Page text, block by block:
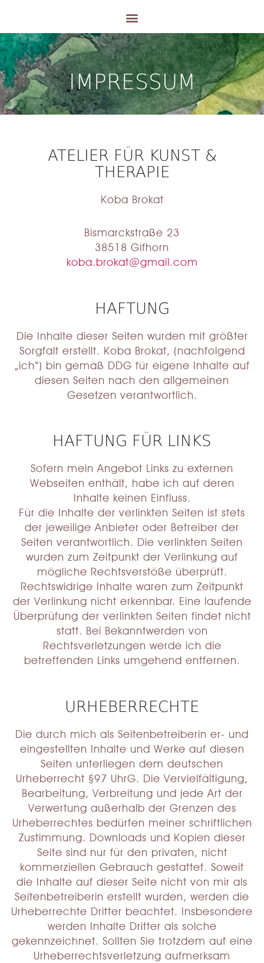
IMPRESSUM
ATELIER FÜR KUNST &
THERAPIE
Koba Brokat
Bismarckstraße 23
38518 Gifhorn
koba.brokat@gmail.com
HAFTUNG
Die Inhalte dieser Seiten wurden mit größter
Sorgfalt erstellt. Koba Brokat, (nachfolgend
„ich“) bin gemäß DDG für eigene Inhalte auf
diesen Seiten nach den allgemeinen
Gesetzen verantwortlich.
HAFTUNG FÜR LINKS
Sofern mein Angebot Links zu externen
Webseiten enthält, habe ich auf deren
Inhalte keinen Einfluss.
Für die Inhalte der verlinkten Seiten ist stets
der jeweilige Anbieter oder Betreiber der
Seiten verantwortlich. Die verlinkten Seiten
wurden zum Zeitpunkt der Verlinkung auf
mögliche Rechtsverstöße überprüft.
Rechtswidrige Inhalte waren zum Zeitpunkt
der Verlinkung nicht erkennbar. Eine laufende
Überprüfung der verlinkten Seiten findet nicht
statt. Bei Bekanntwerden von
Rechtsverletzungen werde ich die
betreffenden Links umgehend entfernen.
URHEBERRECHTE
Die durch mich als Seitenbetreiberin er- und
eingestellten Inhalte und Werke auf diesen
Seiten unterliegen dem deutschen
Urheberrecht §97 UhrG. Die Vervielfältigung,
Bearbeitung, Verbreitung und jede Art der
Verwertung außerhalb der Grenzen des
Urheberrechtes bedürfen meiner schriftlichen
Zustimmung. Downloads und Kopien dieser
Seite sind nur für den privaten, nicht
kommerziellen Gebrauch gestattet. Soweit
die Inhalte auf dieser Seite nicht von mir als
Seitenbetreiberin erstellt wurden, werden die
Urheberrechte Dritter beachtet. Insbesondere
werden Inhalte Dritter als solche
gekennzeichnet. Sollten Sie trotzdem auf eine
Urheberrechtsverletzung aufmerksam